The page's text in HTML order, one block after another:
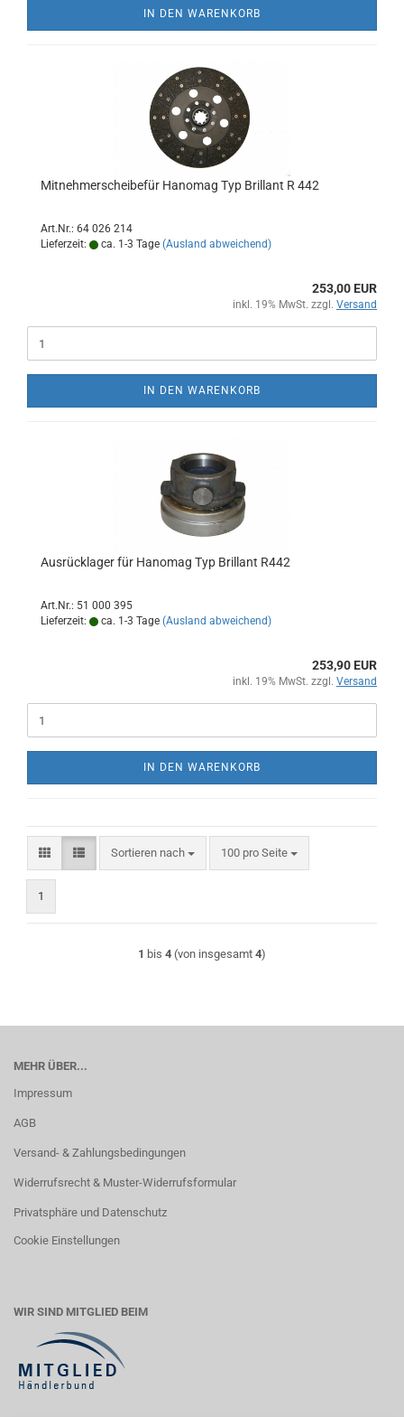
IN DEN WARENKORB
Mitnehmerscheibefür Hanomag Typ Brillant R 442
Art.Nr.: 64 026 214
Lieferzeit:
ca. 1-3 Tage (Ausland abweichend)
253,00 EUR
inkl. 19% MwSt. zzgl. Versand
IN DEN WARENKORB
Ausrücklager für Hanomag Typ Brillant R442
Art.Nr.: 51 000 395
Lieferzeit:
ca. 1-3 Tage (Ausland abweichend)
253,90 EUR
inkl. 19% MwSt. zzgl. Versand
IN DEN WARENKORB
Sortieren nach
Sortieren nach 100 pro Seite
pro Seite
1
1 bis 4 (von insgesamt 4)
MEHR ÜBER...
Impressum
AGB
Versand- & Zahlungsbedingungen
Widerrufsrecht & Muster-Widerrufsformular
Privatsphäre und Datenschutz
Cookie Einstellungen
WIR SIND MITGLIED BEIM